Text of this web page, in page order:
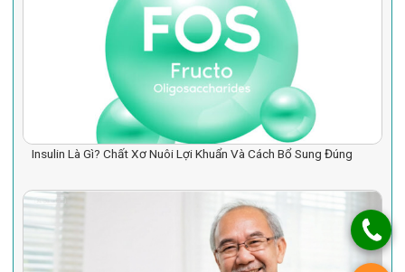
Insulin Là Gì? Chất Xơ Nuôi Lợi Khuẩn Và Cách Bổ Sung Đúng